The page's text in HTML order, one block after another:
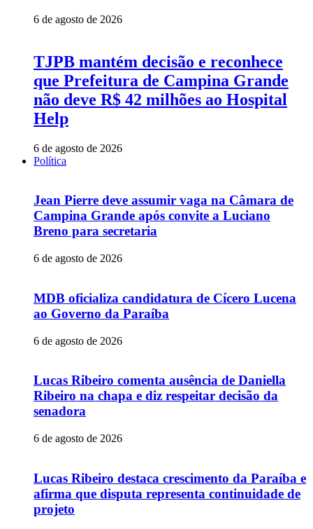
6 de agosto de 2026
TJPB mantém decisão e reconhece
que Prefeitura de Campina Grande
não deve R$ 42 milhões ao Hospital
Help
6 de agosto de 2026
Política
Jean Pierre deve assumir vaga na Câmara de
Campina Grande após convite a Luciano
Breno para secretaria
6 de agosto de 2026
MDB oficializa candidatura de Cícero Lucena
ao Governo da Paraíba
6 de agosto de 2026
Lucas Ribeiro comenta ausência de Daniella
Ribeiro na chapa e diz respeitar decisão da
senadora
6 de agosto de 2026
Lucas Ribeiro destaca crescimento da Paraíba e
afirma que disputa representa continuidade de
projeto